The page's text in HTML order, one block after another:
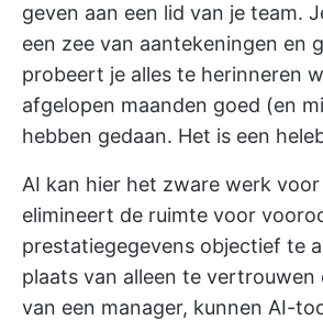
geven aan een lid van je team.
een zee van aantekeningen en
probeert je alles te herinneren
afgelopen maanden goed (en
hebben gedaan. Het is een
AI kan hier het zware werk
elimineert de ruimte voor
prestatiegegevens objectief te
plaats van alleen te vertrouwen
van een manager, kunnen AI-